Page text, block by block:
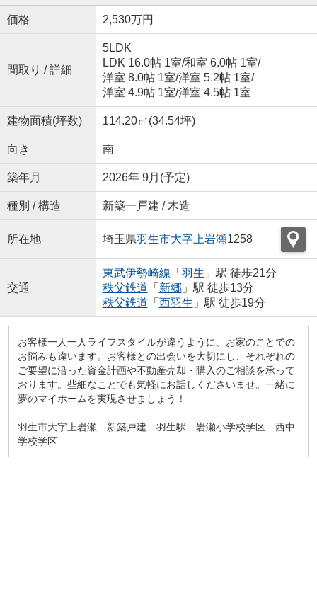
価格 2,530万円
間取り / 詳細
5LDK
LDK 16.0帖 1室/和室 6.0帖 1室/
洋室 8.0帖 1室/洋室 5.2帖 1室/
洋室 4.9帖 1室/洋室 4.5帖 1室
建物面積(坪数) 114.20㎡(34.54坪)
向き 南
築年月 2026年 9月(予定)
種別 / 構造 新築一戸建 / 木造
所在地 埼玉県羽生市大字上岩瀬1258
交通
東武伊勢崎線 「 羽生 」駅 徒歩21分
秩父鉄道 「 新郷」駅 徒歩13分
秩父鉄道 「 西羽生 」駅 徒歩19分
お客様一人一人ライフスタイルが違うように、お家のことでの
お悩みも違います。お客様との出会いを大切にし、それぞれの
ご要望に沿った資金計画や不動産売却・購入のご相談を承って
おります。些細なことでも気軽にお話しくださいませ。一緒に
夢のマイホームを実現させましょう！
羽生市大字上岩瀬 新築戸建 羽生駅 岩瀬小学校学区 西中
学校学区